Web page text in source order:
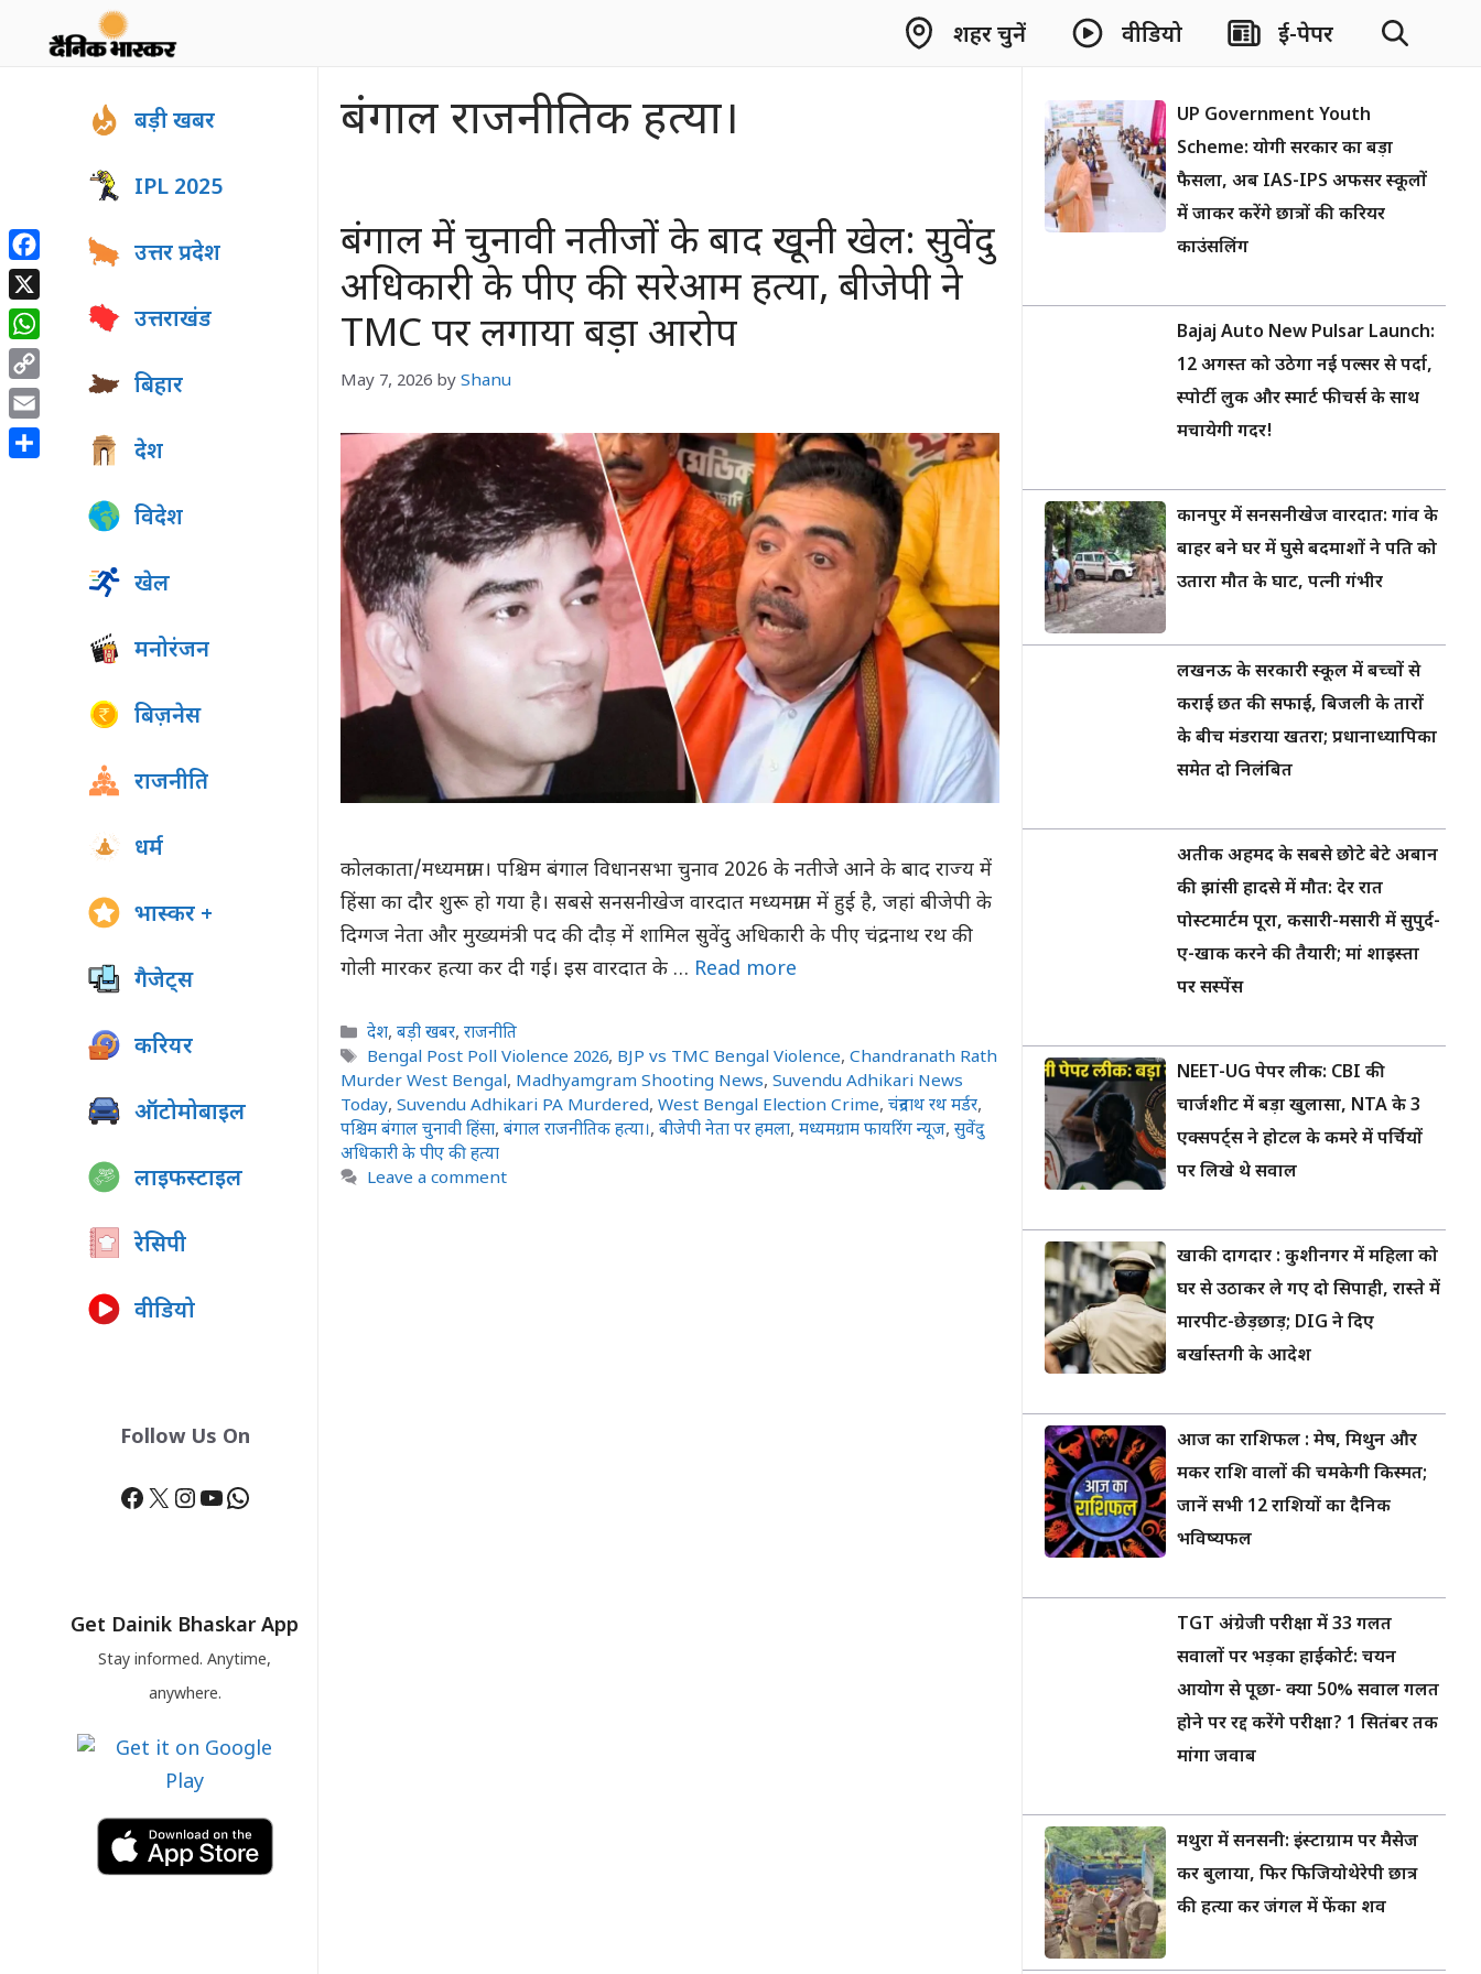
शहर चुनें वीडियो ई-पेपर
बंगाल राजनीतिक हत्या।
बंगाल में चुनावी नतीजों के बाद खूनी खेल: सुवेंदु
अधिकारी के पीए की सरेआम हत्या, बीजेपी ने
TMC पर लगाया बड़ा आरोप
May 7, 2026 by Shanu
कोलकाता/मध्यमग्राम। पश्चिम बंगाल विधानसभा चुनाव 2026 के नतीजे आने के बाद राज्य में
हिंसा का दौर शुरू हो गया है। सबसे सनसनीखेज वारदात मध्यमग्राम में हुई है, जहां बीजेपी के
दिग्गज नेता और मुख्यमंत्री पद की दौड़ में शामिल सुवेंदु अधिकारी के पीए चंद्रनाथ रथ की
गोली मारकर हत्या कर दी गई। इस वारदात के … Read more
Categories
देश,बड़ी खबर,राजनीति
Tags
Bengal Post Poll Violence 2026, BJP vs TMC Bengal Violence,Chandranath Rath
Murder West Bengal, Madhyamgram Shooting News, Suvendu Adhikari News
Today, Suvendu Adhikari PA Murdered, West Bengal Election Crime, चंद्रनाथ रथ मर्डर,
पश्चिम बंगाल चुनावी हिंसा, बंगाल राजनीतिक हत्या।, बीजेपी नेता पर हमला, मध्यमग्राम फायरिंग न्यूज, सुवेंदु
अधिकारी के पीए की हत्या
Leave a comment
बड़ी खबर
IPL 2025
उत्तर प्रदेश
उत्तराखंड
बिहार
देश
विदेश
खेल
मनोरंजन
बिज़नेस
राजनीति
धर्म
भास्कर +
गैजेट्स
करियर
ऑटोमोबाइल
लाइफस्टाइल
रेसिपी
वीडियो
Follow Us On
Facebook
X Instagram
YouTube
WhatsApp
Get Dainik Bhaskar App
Stay informed. Anytime,
anywhere.
UP Government Youth
Scheme: योगी सरकार का बड़ा
फैसला, अब IAS-IPS अफसर स्कूलों
में जाकर करेंगे छात्रों की करियर
काउंसलिंग
Bajaj Auto New Pulsar Launch:
12 अगस्त को उठेगा नई पल्सर से पर्दा,
स्पोर्टी लुक और स्मार्ट फीचर्स के साथ
मचायेगी गदर!
कानपुर में सनसनीखेज वारदात: गांव के
बाहर बने घर में घुसे बदमाशों ने पति को
उतारा मौत के घाट, पत्नी गंभीर
लखनऊ के सरकारी स्कूल में बच्चों से
कराई छत की सफाई, बिजली के तारों
के बीच मंडराया खतरा; प्रधानाध्यापिका
समेत दो निलंबित
अतीक अहमद के सबसे छोटे बेटे अबान
की झांसी हादसे में मौत: देर रात
पोस्टमार्टम पूरा, कसारी-मसारी में सुपुर्द-
ए-खाक करने की तैयारी; मां शाइस्ता
पर सस्पेंस
NEET-UG पेपर लीक: CBI की
चार्जशीट में बड़ा खुलासा, NTA के 3
एक्सपर्ट्स ने होटल के कमरे में पर्चियों
पर लिखे थे सवाल
खाकी दागदार : कुशीनगर में महिला को
घर से उठाकर ले गए दो सिपाही, रास्ते में
मारपीट-छेड़छाड़; DIG ने दिए
बर्खास्तगी के आदेश
आज का राशिफल : मेष, मिथुन और
मकर राशि वालों की चमकेगी किस्मत;
जानें सभी 12 राशियों का दैनिक
भविष्यफल
TGT अंग्रेजी परीक्षा में 33 गलत
सवालों पर भड़का हाईकोर्ट: चयन
आयोग से पूछा- क्या 50% सवाल गलत
होने पर रद्द करेंगे परीक्षा? 1 सितंबर तक
मांगा जवाब
मथुरा में सनसनी: इंस्टाग्राम पर मैसेज
कर बुलाया, फिर फिजियोथेरेपी छात्र
की हत्या कर जंगल में फेंका शव
Facebook
X
WhatsApp
Copy
Link
Email